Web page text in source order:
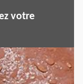
votre